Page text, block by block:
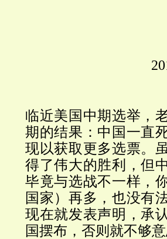
临近美国中期选举，
期的结果：中国一直
现以获取更多选票。
得了伟大的胜利，但
毕竟与选战不一样，
国家）再多，也没有
现在就发表声明，承
国摆布，否则就不够意